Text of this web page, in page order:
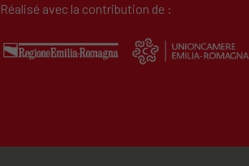
Réalisé avec la contribution de :